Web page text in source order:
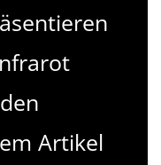
Artikel